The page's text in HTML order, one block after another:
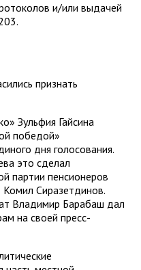
и/или выдачей
признать
Зульфия Гайсина
победой»
дня голосования.
это сделал
партии пенсионеров
Комил Сиразетдинов.
Владимир Барабаш дал
на своей пресс-